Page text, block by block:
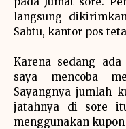
langsung
Sabtu, kantor pos
Karena sedang
saya mencoba
Sayangnya jumlah
jatahnya di sore
menggunakan